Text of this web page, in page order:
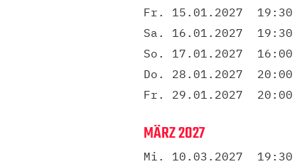
Fr. 15.01.2027 19:30
Sa. 16.01.2027 19:30
So. 17.01.2027 16:00
Do. 28.01.2027 20:00
Fr. 29.01.2027
20:00
MÄRZ 2027
Mi. 10.03.2027 19:30